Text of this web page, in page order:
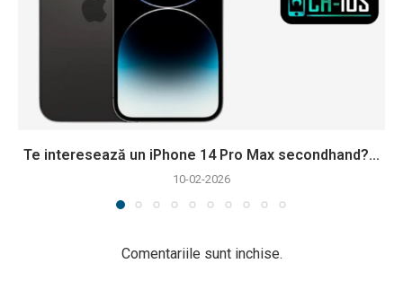
Te interesează un iPhone 14 Pro Max secondhand?...
10-02-2026
Comentariile sunt inchise.